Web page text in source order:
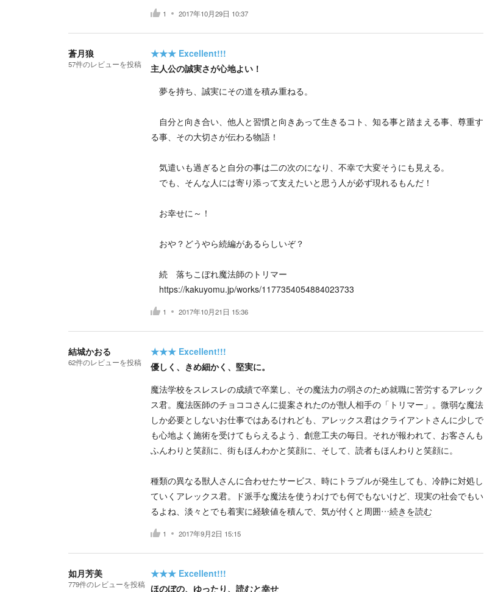
1 2017年10月29日 10:37
蒼月狼
57件のレビューを投稿
★★★ Excellent!!!
主人公の誠実さが心地よい！
夢を持ち、誠実にその道を積み重ねる。
自分と向き合い、他人と習慣と向きあって生きるコト、知る事と踏まえる事、尊重す
る事、その大切さが伝わる物語！
気遣いも過ぎると自分の事は二の次のになり、不幸で大変そうにも見える。
でも、そんな人には寄り添って支えたいと思う人が必ず現れるもんだ！
お幸せに～！
おや？どうやら続編があるらしいぞ？
続 落ちこぼれ魔法師のトリマー
https://kakuyomu.jp/works/1177354054884023733
1 2017年10月21日 15:36
結城かおる
62件のレビューを投稿
★★★ Excellent!!!
優しく、きめ細かく、堅実に。
魔法学校をスレスレの成績で卒業し、その魔法力の弱さのため就職に苦労するアレック
ス君。魔法医師のチョココさんに提案されたのが獣人相手の「トリマー」。微弱な魔法
しか必要としないお仕事ではあるけれども、アレックス君はクライアントさんに少しで
も心地よく施術を受けてもらえるよう、創意工夫の毎日。それが報われて、お客さんも
ふんわりと笑顔に、街もほんわかと笑顔に、そして、読者もほんわりと笑顔に。
種類の異なる獣人さんに合わせたサービス、時にトラブルが発生しても、冷静に対処し
ていくアレックス君。ド派手な魔法を使うわけでも何でもないけど、現実の社会でもい
るよね、淡々とでも着実に経験値を積んで、気が付くと周囲…続きを読む
1 2017年9月2日 15:15
如月芳美
779件のレビューを投稿
★★★ Excellent!!!
ほのぼの、ゆったり、読むと幸せ